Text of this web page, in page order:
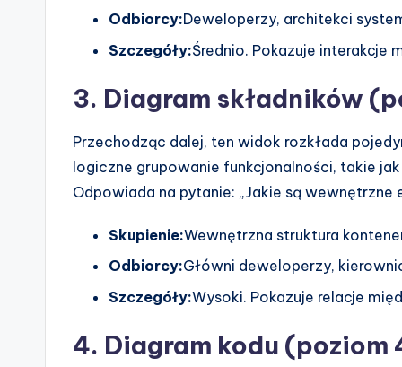
Odbiorcy:Deweloperzy, architekci
Szczegóły:Średnio. Pokazuje interakcje
3. Diagram składników
Przechodząc dalej, ten widok rozkłada
logiczne grupowanie funkcjonalności, takie
Odpowiada na pytanie: „Jakie są
Skupienie:Wewnętrzna struktura
Odbiorcy:Główni deweloperzy,
Szczegóły:Wysoki. Pokazuje relacje
4. Diagram kodu (poziom